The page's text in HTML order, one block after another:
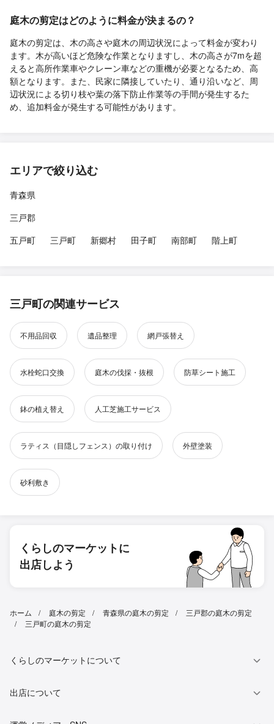
庭木の剪定はどのように料金が決まるの？
庭木の剪定は、木の高さや庭木の周辺状況によって料金が変わり
ます。木が高いほど危険な作業となりますし、木の高さが7mを超
えると高所作業車やクレーン車などの重機が必要となるため、高
額となります。また、民家に隣接していたり、通り沿いなど、周
辺状況による切り枝や葉の落下防止作業等の手間が発生するた
め、追加料金が発生する可能性があります。
エリアで絞り込む
青森県
三戸郡
五戸町
三戸町 新郷村 田子町 南部町 階上町
三戸町の関連サービス
不用品回収 遺品整理 網戸張替え
水栓蛇口交換 庭木の伐採・抜根 防草シート施工
鉢の植え替え 人工芝施工サービス
ラティス（目隠しフェンス）の取り付け 外壁塗装
砂利敷き
くらしのマーケットに
出店しよう
ホーム 庭木の剪定 青森県の庭木の剪定
三戸郡の庭木の剪定
三戸町の庭木の剪定
くらしのマーケットについて
出店について